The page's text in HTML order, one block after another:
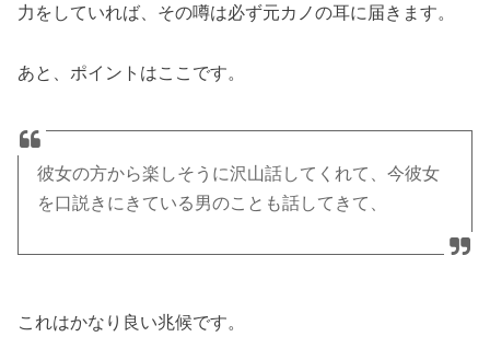
力をしていれば、その噂は必ず元カノの耳に届きます。
あと、ポイントはここです。
彼女の方から楽しそうに沢山話してくれて、今彼女
を口説きにきている男のことも話してきて、
これはかなり良い兆候です。